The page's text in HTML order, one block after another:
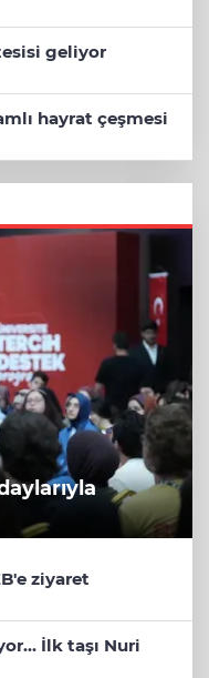
geliyor
hayrat çeşmesi
ziyaret
İlk taşı Nuri